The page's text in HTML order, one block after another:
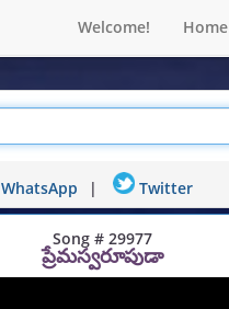
Welcome! Home
WhatsApp | Twitter
Song # 29977
ప్రేమస్వరూపుడా